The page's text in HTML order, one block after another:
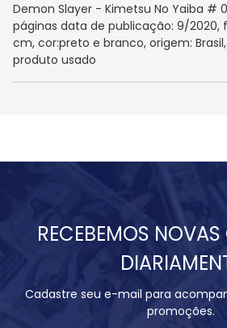
Demon Slayer - Kimetsu No Yaiba #
páginas data de publicação: 9/2020,
cm, cor:preto e branco, origem:
produto usado
RECEBEMOS
Cadastre seu e-mail para
promoções.